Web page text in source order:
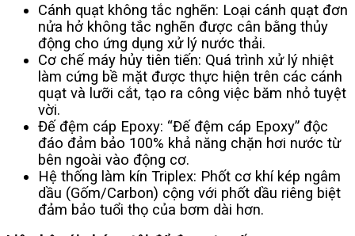
Cánh quạt không tắc nghẽn: Loại cánh quạt đơn
nửa hở không tắc nghẽn được cân bằng thủy
động cho ứng dụng xử lý nước thải.
Cơ chế máy hủy tiên tiến: Quá trình xử lý nhiệt
làm cứng bề mặt được thực hiện trên các cánh
quạt và lưỡi cắt, tạo ra công việc băm nhỏ tuyệt
vời.
Đế đệm cáp Epoxy: “Đế đệm cáp Epoxy” độc
đáo đảm bảo 100% khả năng chặn hơi nước từ
bên ngoài vào động cơ.
Hệ thống làm kín Triplex: Phốt cơ khí kép ngâm
dầu (Gốm/Carbon) cộng với phốt dầu riêng biệt
đảm bảo tuổi thọ của bơm dài hơn.